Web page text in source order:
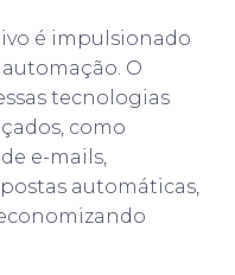
é impulsionado
O
tecnologias
como
e-mails,
automáticas,